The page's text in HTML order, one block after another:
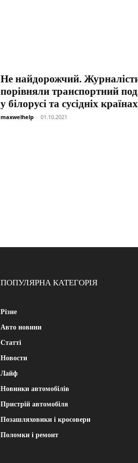
Не найдорожчий.
порівняли транспортний
у білорусі та сусідніх країнах
maxwelhelp - 01.10.2021
ПОПУЛЯРНА КАТЕГОРІЯ
Різне
Авто новини
Статті
Новости
Лайф
Новинки автомобілів
Пристрій автомобіля
Позашляховики і кросовери
Поломки і ремонт